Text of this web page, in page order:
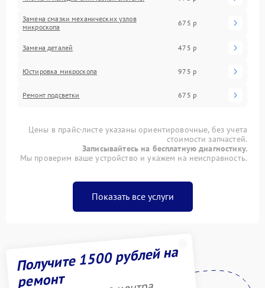
Замена смазки механических узлов
микроскопа
675 р
Замена деталей 475 р
Юстировка микроскопа 975 р
Ремонт подсветки 675 р
Цены в прайс-листе указаны ориентировочные, без учета
стоимости запчастей.
Записывайтесь на бесплатную диагностику.
Мы проверим ваше устройство и укажем на неисправность.
Показать все услуги
Получите 1500 рублей на
ремонт